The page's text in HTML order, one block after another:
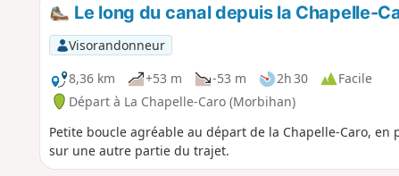
Le long du canal depuis la Chapelle-
Visorandonneur
8,36 km
+53 m -53 m 2h 30
Facile
Départ à La Chapelle-Caro (Morbihan)
Petite boucle agréable au départ de la Chapelle-Caro,
sur une autre partie du trajet.